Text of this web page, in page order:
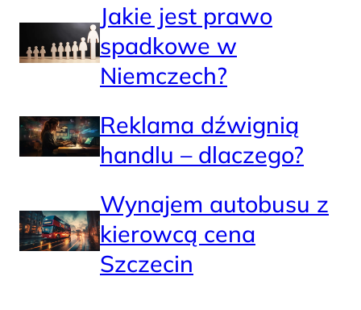
Jakie jest prawo
spadkowe w
Niemczech?
Reklama dźwignią
handlu – dlaczego?
Wynajem autobusu z
kierowcą cena
Szczecin